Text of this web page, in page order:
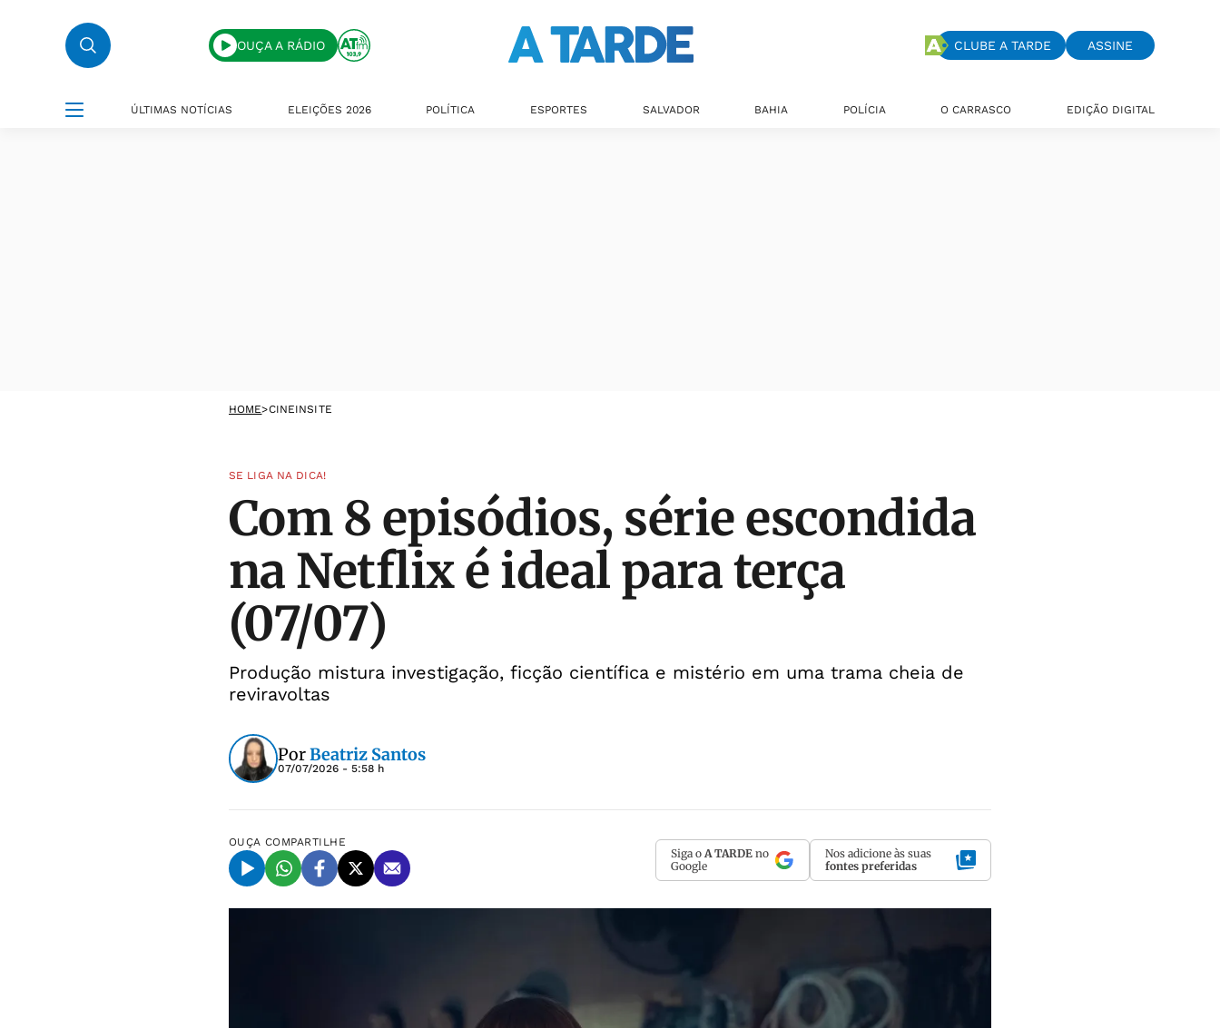
OUÇA A RÁDIO CLUBE A TARDE ASSINE
ÚLTIMAS NOTÍCIAS ELEIÇÕES 2026 POLÍTICA ESPORTES SALVADOR BAHIA POLÍCIA O CARRASCO EDIÇÃO DIGITAL
HOME>CINEINSITE
SE LIGA NA DICA!
Com 8 episódios, série escondida
na Netflix é ideal para terça
(07/07)
Produção mistura investigação, ficção científica e mistério em uma trama cheia de
reviravoltas
PorBeatriz Santos
07/07/2026 - 5:58 h
OUÇA COMPARTILHE
Siga o A TARDE no
Google
Nos adicione às suas
fontes preferidas